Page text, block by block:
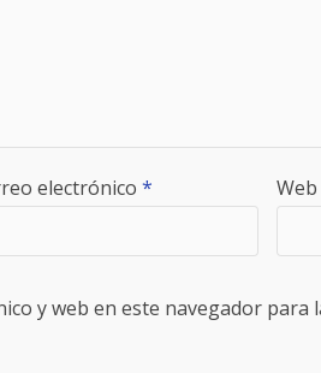
electrónico * Web
y web en este navegador para